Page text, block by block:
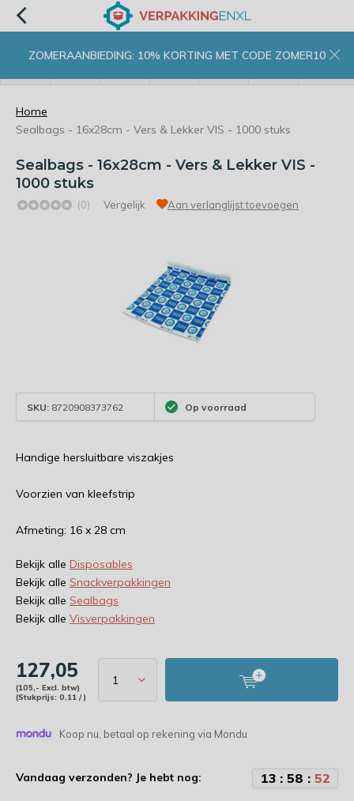
ZOMERAANBIEDING: 10% KORTING MET CODE ZOMER10
Home
Sealbags - 16x28cm - Vers & Lekker VIS - 1000 stuks
Sealbags - 16x28cm - Vers & Lekker VIS -
1000 stuks
(0) Vergelijk Aan verlanglijst toevoegen
SKU: 8720908373762 Op voorraad
Handige hersluitbare viszakjes
Voorzien van kleefstrip
Afmeting: 16 x 28 cm
Bekijk alle Disposables
Bekijk alle Snackverpakkingen
Bekijk alle Sealbags
Bekijk alle Visverpakkingen
127,05
(105,- Excl. btw)
(Stukprijs: 0,11 / )
Koop nu, betaal op rekening via Mondu
Vandaag verzonden? Je hebt nog: 13: 58 : 51